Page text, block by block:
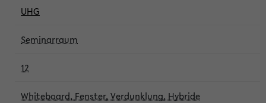
UHG
Seminarraum
12
Whiteboard, Fenster, Verdunklung, Hybride